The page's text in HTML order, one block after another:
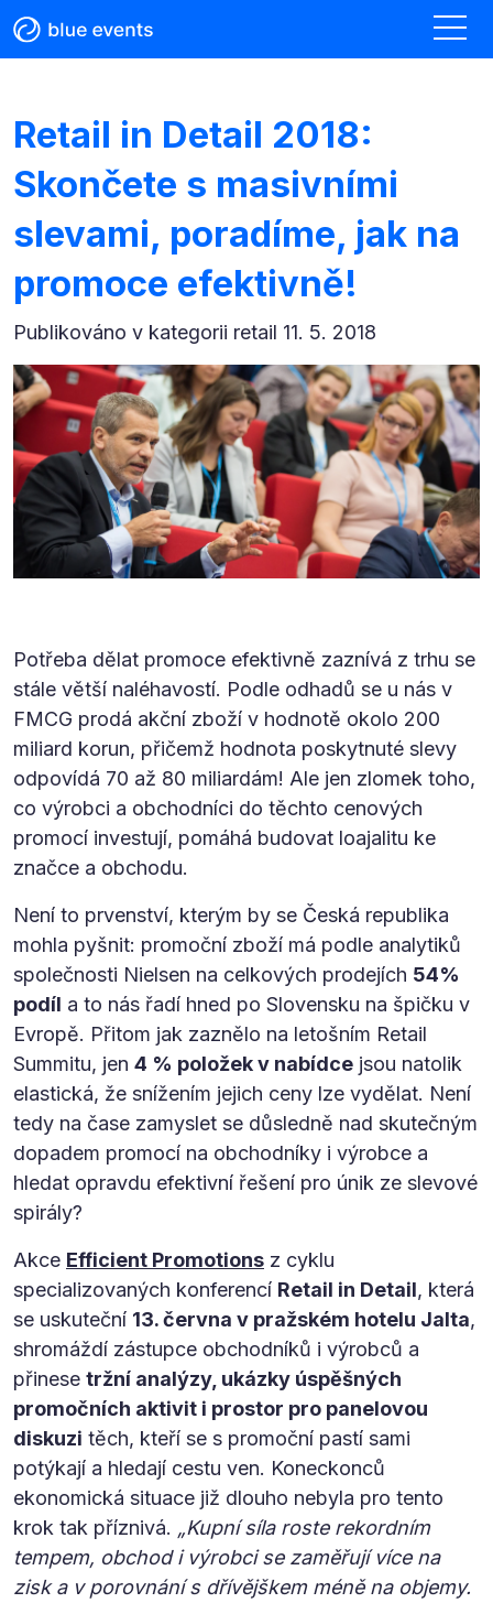
Retail in Detail 2018:
Skončete s masivními
slevami, poradíme, jak na
promoce efektivně!
Publikováno v kategorii retail 11. 5. 2018
Potřeba dělat promoce efektivně zaznívá z trhu se
stále větší naléhavostí. Podle odhadů se u nás v
FMCG prodá akční zboží v hodnotě okolo 200
miliard korun, přičemž hodnota poskytnuté slevy
odpovídá 70 až 80 miliardám! Ale jen zlomek toho,
co výrobci a obchodníci do těchto cenových
promocí investují, pomáhá budovat loajalitu ke
značce a obchodu.
Není to prvenství, kterým by se Česká republika
mohla pyšnit: promoční zboží má podle analytiků
společnosti Nielsen na celkových prodejích 54%
podíl a to nás řadí hned po Slovensku na špičku v
Evropě. Přitom jak zaznělo na letošním Retail
Summitu, jen 4 % položek v nabídce jsou natolik
elastická, že snížením jejich ceny lze vydělat. Není
tedy na čase zamyslet se důsledně nad skutečným
dopadem promocí na obchodníky i výrobce a
hledat opravdu efektivní řešení pro únik ze slevové
spirály?
Akce Efficient Promotions z cyklu
specializovaných konferencí Retail in Detail, která
se uskuteční 13. června v pražském hotelu Jalta,
shromáždí zástupce obchodníků i výrobců a
přinese tržní analýzy, ukázky úspěšných
promočních aktivit i prostor pro panelovou
diskuzi těch, kteří se s promoční pastí sami
potýkají a hledají cestu ven. Koneckonců
ekonomická situace již dlouho nebyla pro tento
krok tak příznivá. „Kupní síla roste rekordním
tempem, obchod i výrobci se zaměřují více na
zisk a v porovnání s dřívějškem méně na objemy.